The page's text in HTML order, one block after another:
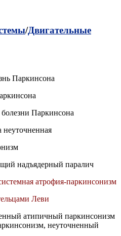
/Двигательные
Паркинсона
Паркинсона
надъядерный паралич
атрофия-паркинсонизм
Леви
атипичный паркинсонизм
неуточненный